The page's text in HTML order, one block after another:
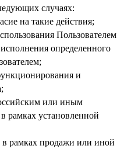
случаях:
на такие действия;
Пользователем
определенного
и
или иным
рамках установленной
в рамках продажи или иной